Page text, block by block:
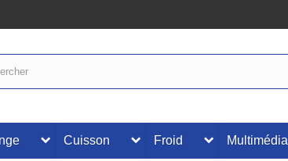
Cuisson Froid Multimédia